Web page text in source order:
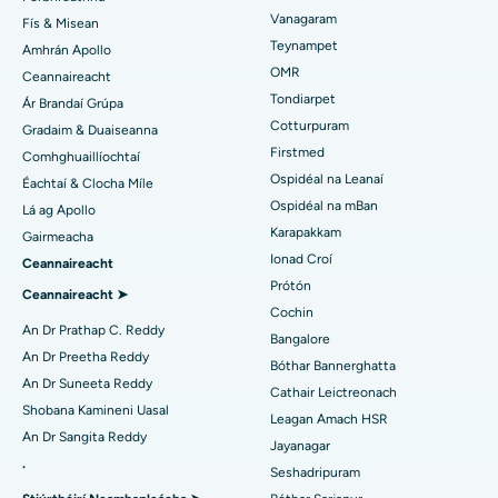
Aimsigh Péidiatraiceach
Aimsigh Deirmeolaí
Aimsigh Úireolaí
Aimsigh Diaibéiteolaí
Aimsigh Gínéiceolaí
An tOspidéal is Fearr i Jubilee Hills, Hyderabad
An tOspidéal is Fearr i Tondiarpet, Chennai
An tOspidéal is Fearr i Kotturpuram, Chennai
Ospidéal is Fearr i Bóthar Kovai, Karur
An tOspidéal is Fearr i Karapakkam, Chennai
An tOspidéal is Fearr in Arilova, Vizag
An tOspidéal is Fearr i Kanpur Road, Lucknow
An tOspidéal is Fearr in Earnáil-26, Noida
An tOspidéal is Fearr i Gandhinagar, Ahmedabad
An tOspidéal is Fearr in Aragonda, Andhra Pradesh
An tOspidéal is Fearr i mBóthar Bannerghatta, Bangalore
Máinliacht Lasik
Rhinoplasty
Liposuction
Angiogram Corónach
Athsholáthar Comhla Aortach Transcatheter
Deisiú Comhla MitraClip
Máinliacht Chairdiach Íosta Ionrach
Ablation Catheter
Athsholáthar Ghualainn Droim ar Ais
Fís & Misean
Amhrán Apollo
Ceannaireacht
Ár Brandaí Grúpa
Gradaim & Duaiseanna
Comhghuaillíochtaí
Éachtaí & Clocha Míle
Lá ag Apollo
Gairmeacha
Ceannaireacht
Ceannaireacht ➤
An Dr Prathap C. Reddy
An Dr Preetha Reddy
An Dr Suneeta Reddy
Shobana Kamineni Uasal
An Dr Sangita Reddy
.
Vanagaram
Teynampet
OMR
Tondiarpet
Cotturpuram
Firstmed
Ospidéal na Leanaí
Ospidéal na mBan
Karapakkam
Ionad Croí
Prótón
Cochin
Bangalore
Bóthar Bannerghatta
Cathair Leictreonach
Leagan Amach HSR
Jayanagar
Seshadripuram